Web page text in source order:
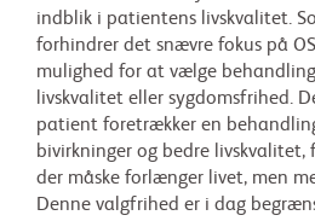
indblik i patientens livskvalitet.
forhindrer det snævre fokus på
mulighed for at vælge
livskvalitet eller sygdomsfrihed.
patient foretrækker en
bivirkninger og bedre
der måske forlænger livet, men
Denne valgfrihed er i dag